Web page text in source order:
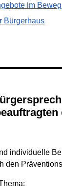
im
Bürgerhaus
individuelle
den